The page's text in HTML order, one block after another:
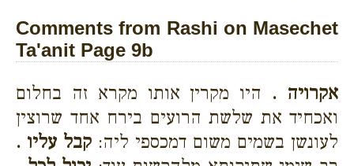
Comments from Rashi on Masechet
Ta'anit Page 9b
אקרויה . היו מקרין אותו מקרא זה בחלום
ואכחיד את שלשת הרועים בירח אחד שרוצין
לעונשן בשמים משום דמכספי ליה: קבל עליו .